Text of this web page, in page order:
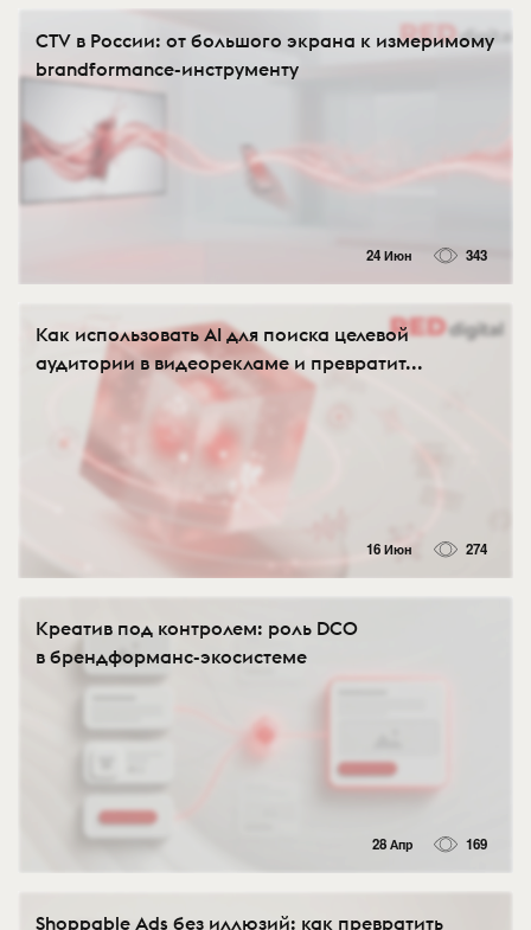
CTV в России: от большого экрана к измеримому
brandformance-инструменту
24 Июн 343
Как использовать AI для поиска целевой
аудитории в видеорекламе и превратит...
16 Июн 274
Креатив под контролем: роль DCO
в брендформанс-экосистеме
28 Апр 169
Shoppable Ads без иллюзий: как превратить